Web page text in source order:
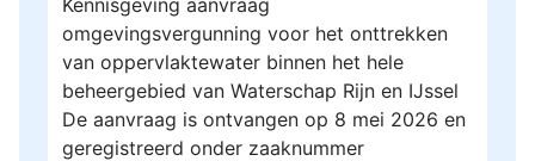
Kennisgeving aanvraag
omgevingsvergunning voor het onttrekken
van oppervlaktewater binnen het hele
beheergebied van Waterschap Rijn en IJssel
De aanvraag is ontvangen op 8 mei 2026 en
geregistreerd onder zaaknummer